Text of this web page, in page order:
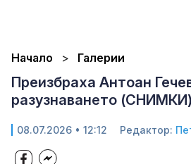
Начало Галерии
Преизбраха Антоан
разузнаването (СНИМКИ)
08.07.2026 • 12:12 Редактор: